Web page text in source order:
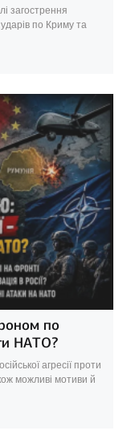
загострення
по Криму та
по
НАТО?
агресії проти
можливі мотиви й